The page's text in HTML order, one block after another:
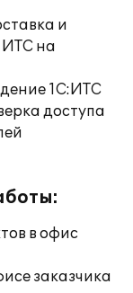
и
ИТС на
1С:ИТС
доступа
в офис
заказчика